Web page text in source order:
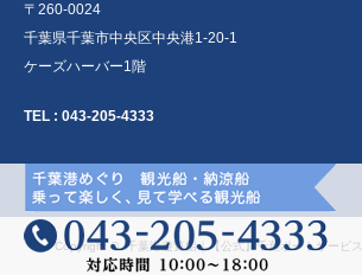
〒260-0024
千葉県千葉市中央区中央港1-20-1
ケーズハーバー1階
TEL : 043-205-4333
Copyright ©千葉港遊覧船｜【公式】千葉ポートサービス